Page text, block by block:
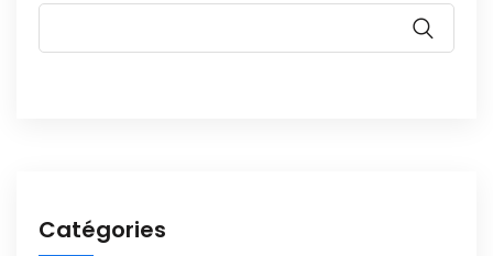
Catégories